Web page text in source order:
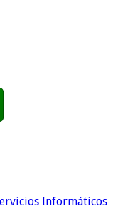
Informáticos